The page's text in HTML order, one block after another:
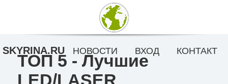
ТОП 5 - Лучшие
LED/LASER
SKYRINA.RU НОВОСТИ ВХОД КОНТАКТ